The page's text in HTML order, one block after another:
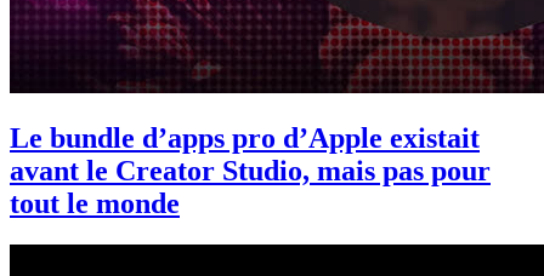
Le bundle d’apps pro d’Apple existait
avant le Creator Studio, mais pas pour
tout le monde